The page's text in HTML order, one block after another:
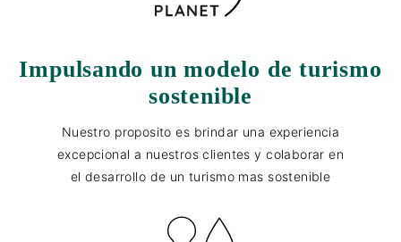
Impulsando un modelo de turismo
sostenible
Nuestro proposito es brindar una experiencia
excepcional a nuestros clientes y colaborar en
el desarrollo de un turismo mas sostenible